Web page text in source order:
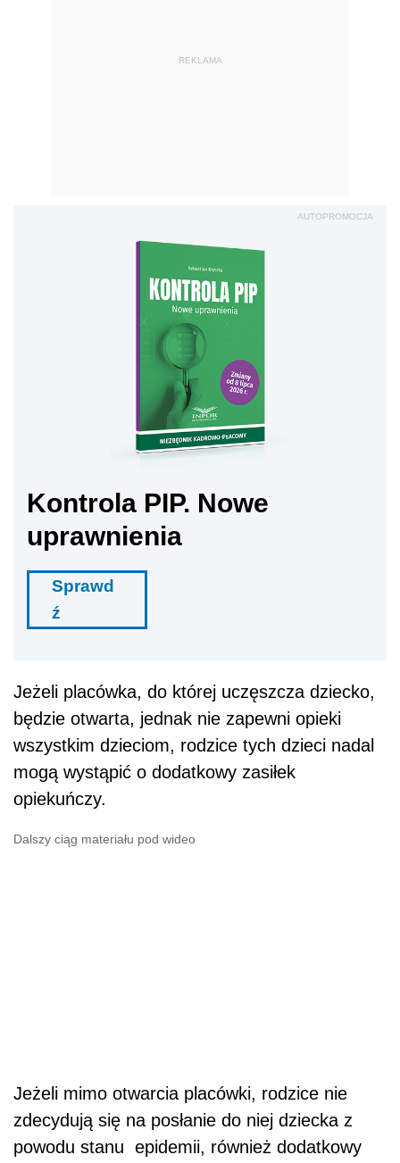
REKLAMA
AUTOPROMOCJA
Kontrola PIP. Nowe
uprawnienia
Sprawd
ź
Jeżeli placówka, do której uczęszcza dziecko,
będzie otwarta, jednak nie zapewni opieki
wszystkim dzieciom, rodzice tych dzieci nadal
mogą wystąpić o dodatkowy zasiłek
opiekuńczy.
Dalszy ciąg materiału pod wideo
Jeżeli mimo otwarcia placówki, rodzice nie
zdecydują się na posłanie do niej dziecka z
powodu stanu epidemii, również dodatkowy